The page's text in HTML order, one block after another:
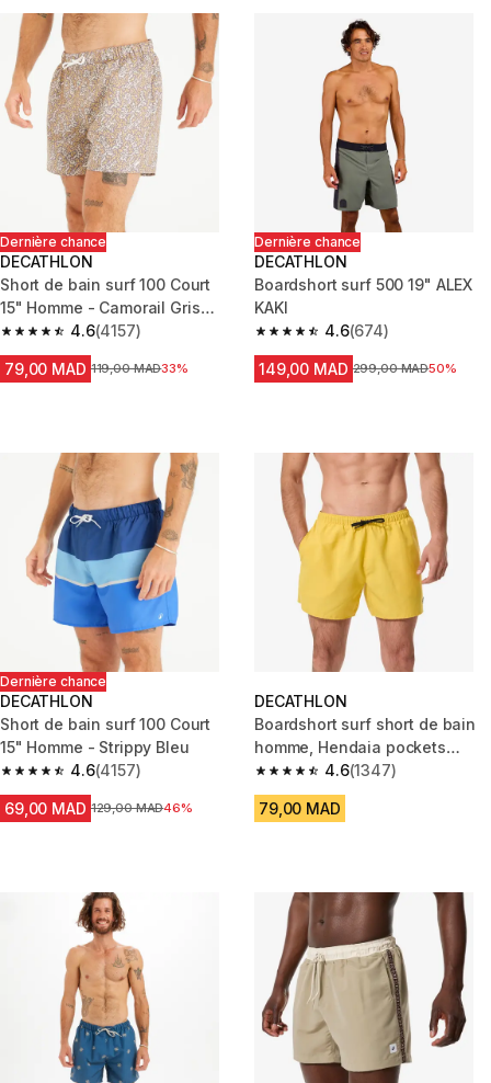
Dernière chance
DECATHLON
Short de bain surf 100 Court
15" Homme - Camorail Gris
cendré
4.6
4.6 out of 5 stars from 4157 reviews
(4157)
79,00 MAD Prix avant la réduction
119,00 MAD33%
Dernière chance
DECATHLON
Boardshort surf 500 19" ALEX
KAKI
4.6
4.6 out of 5 stars from 674
(674)
149,00 MAD Prix avant la réduction
299,00 MAD50%
Dernière chance
DECATHLON
Short de bain surf 100 Court
15" Homme - Strippy Bleu
4.6
4.6 out of 5 stars from 4157 reviews
(4157)
69,00 MAD Prix avant la réduction
129,00 MAD46%
DECATHLON
Boardshort surf short de bain
homme, Hendaia pockets
jaune argile
4.6
4.6 out of 5 stars from 1347
(1347)
79,00 MAD